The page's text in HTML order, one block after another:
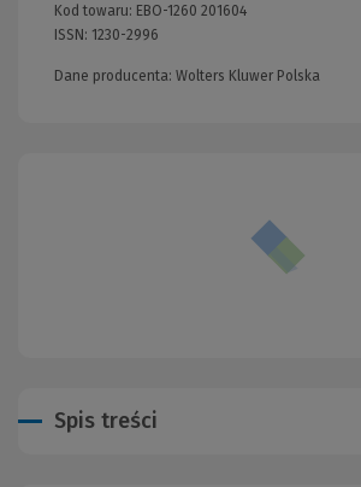
Kod towaru: EBO-1260 201604
ISSN: 1230-2996
Dane producenta: Wolters Kluwer Polska
Spis treści